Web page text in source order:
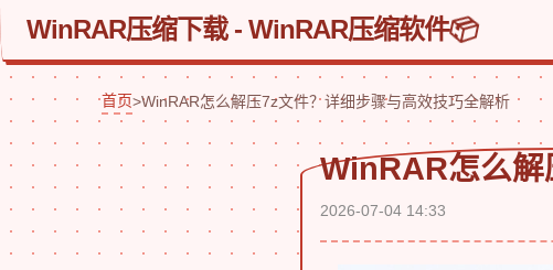
WinRAR压缩下载 - WinRAR压缩软件
首页>WinRAR怎么解压7z文件？详细步骤与高效技巧全解析
WinRAR怎么解
2026-07-04 14:33